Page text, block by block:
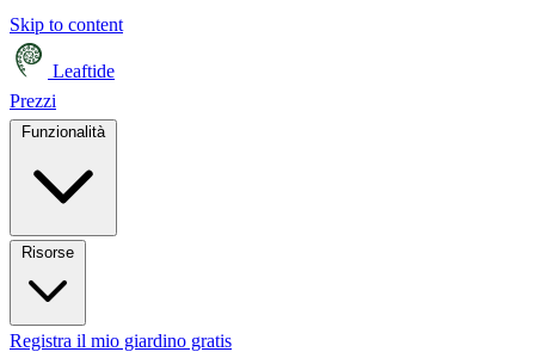
Skip to content
Leaftide
Prezzi
Funzionalità
Registra il mio giardino gratis